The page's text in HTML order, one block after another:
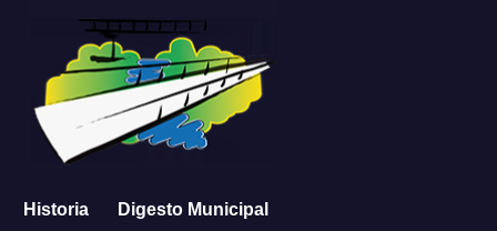
contenido
Historia Digesto Municipal